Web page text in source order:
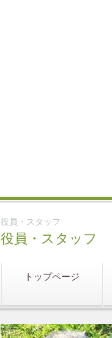
役員・スタッフ
役員・スタッフ
トップページ